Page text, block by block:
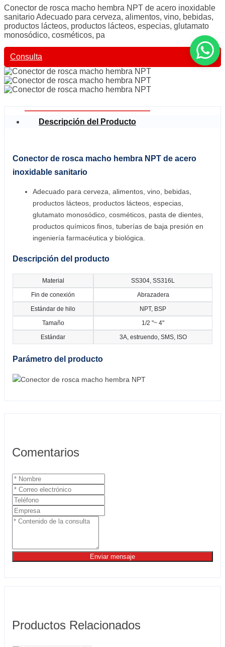
Conector de rosca macho hembra NPT de acero inoxidable
sanitario Adecuado para cerveza, alimentos, vino, bebidas,
productos lácteos, productos lácteos, especias, glutamato
monosódico, cosméticos, pa
Consulta
Descripción del Producto
Conector de rosca macho hembra NPT de acero
inoxidable sanitario
Adecuado para cerveza, alimentos, vino, bebidas,
productos lácteos, productos lácteos, especias,
glutamato monosódico, cosméticos, pasta de dientes,
productos químicos finos, tuberías de baja presión en
ingeniería farmacéutica y biológica.
Descripción del producto
Material
SS304, SS316L
Fin de conexión
Abrazadera
Estándar de hilo
NPT, BSP
Tamaño
1/2 "~ 4"
Estándar
3A, estruendo, SMS, ISO
Parámetro del producto
Comentarios
Enviar mensaje
Productos Relacionados